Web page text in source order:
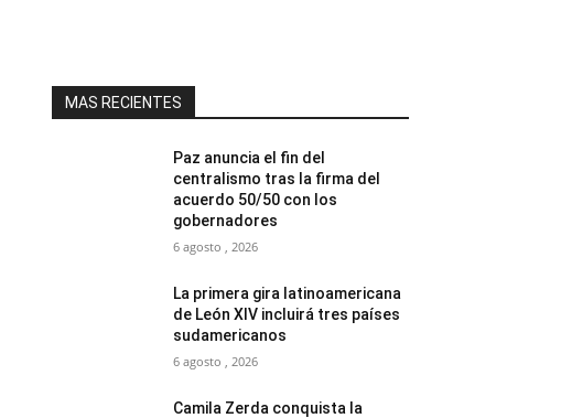
MAS RECIENTES
Paz anuncia el fin del
centralismo tras la firma del
acuerdo 50/50 con los
gobernadores
6 agosto , 2026
La primera gira latinoamericana
de León XIV incluirá tres países
sudamericanos
6 agosto , 2026
Camila Zerda conquista la